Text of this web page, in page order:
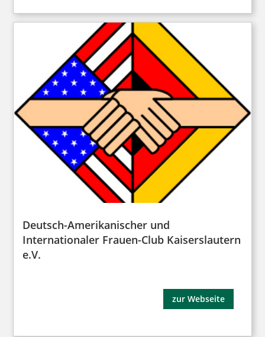
Deutsch-Amerikanischer und
Internationaler Frauen-Club Kaiserslautern
e.V.
zur Webseite